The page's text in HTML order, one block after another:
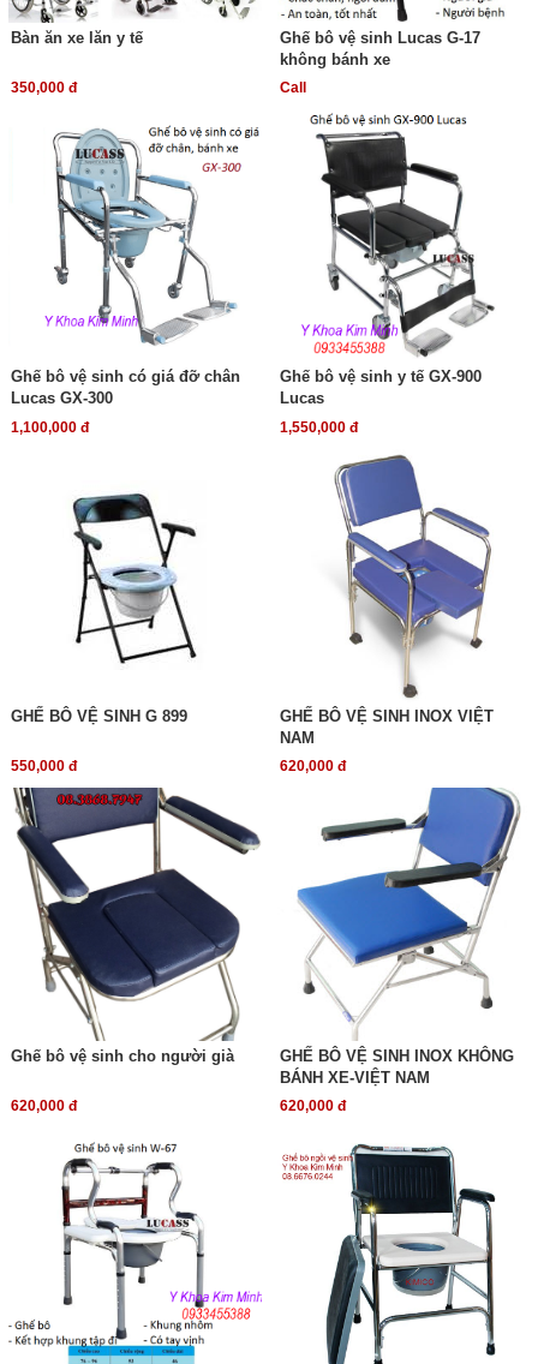
Bàn ăn xe lăn y tế
350,000 đ
Ghế bô vệ sinh Lucas G-17
không bánh xe
Call
Ghế bô vệ sinh có giá đỡ chân
Lucas GX-300
1,100,000 đ
Ghế bô vệ sinh y tế GX-900
Lucas
1,550,000 đ
GHẾ BÔ VỆ SINH G 899
550,000 đ
GHẾ BÔ VỆ SINH INOX VIỆT
NAM
620,000 đ
Ghế bô vệ sinh cho người già
620,000 đ
GHẾ BÔ VỆ SINH INOX KHÔNG
BÁNH XE-VIỆT NAM
620,000 đ